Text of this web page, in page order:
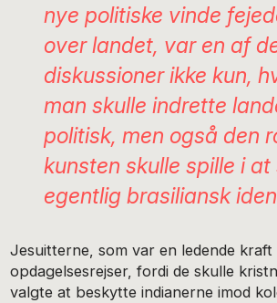
nye politiske vinde
over landet, var en af
diskussioner ikke kun,
man skulle indrette
politisk, men også den
kunsten skulle spille i at
egentlig brasiliansk
Jesuitterne, som var en ledende kraft
opdagelsesrejser, fordi de skulle
valgte at beskytte indianerne imod